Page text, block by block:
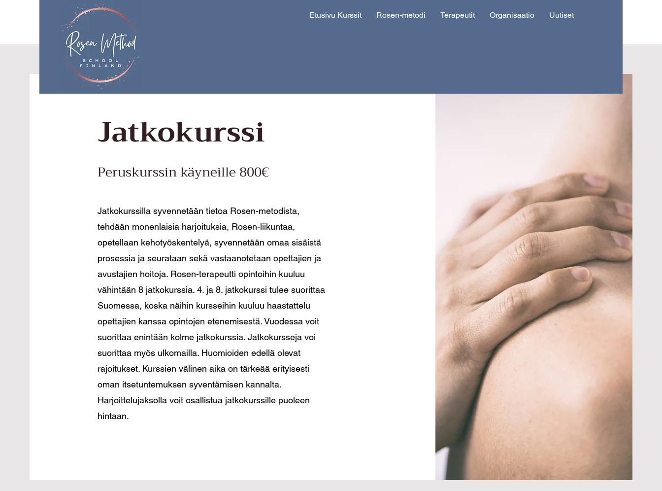
Etusivu Kurssit Rosen-metodi Terapeutit Organisaatio Uutiset
Jatkokurssi
Peruskurssin käyneille 800€
Jatkokurssilla syvennetään tietoa Rosen-metodista,
tehdään monenlaisia harjoituksia, Rosen-liikuntaa,
opetellaan kehotyöskentelyä, syvennetään omaa sisäistä
prosessia ja seurataan sekä vastaanotetaan opettajien ja
avustajien hoitoja. Rosen-terapeutti opintoihin kuuluu
vähintään 8 jatkokurssia. 4. ja 8. jatkokurssi tulee suorittaa
Suomessa, koska näihin kursseihin kuuluu haastattelu
opettajien kanssa opintojen etenemisestä. Vuodessa voit
suorittaa enintään kolme jatkokurssia. Jatkokursseja voi
suorittaa myös ulkomailla. Huomioiden edellä olevat
rajoitukset. Kurssien välinen aika on tärkeää erityisesti
oman itsetuntemuksen syventämisen kannalta.
Harjoittelujaksolla voit osallistua jatkokurssille puoleen
hintaan.